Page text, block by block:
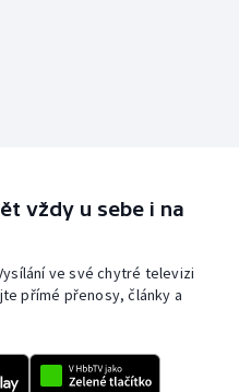
vždy u sebe i na
ve své chytré televizi
přímé přenosy, články a